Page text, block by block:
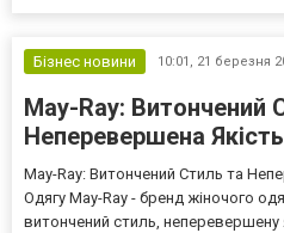
Бізнес новини
10:01, 21 березня
May-Ray: Витончений
Неперевершена
May-Ray: Витончений Стиль та
Одягу May-Ray - бренд жіночого
витончений стиль, неперевершену